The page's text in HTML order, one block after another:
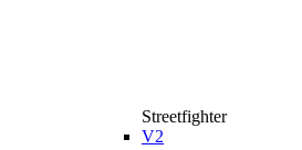
Streetfighter
V2